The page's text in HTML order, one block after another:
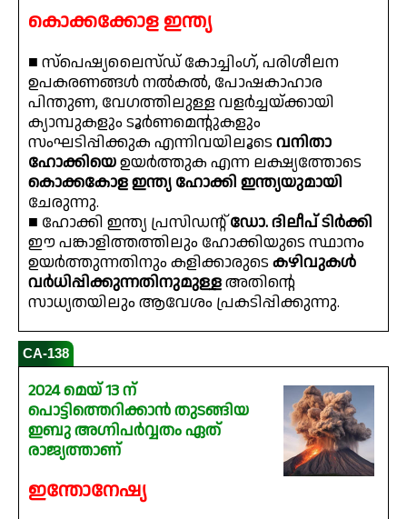
കൊക്കക്കോള ഇന്ത്യ
■ സ്പെഷ്യലൈസ്ഡ് കോച്ചിംഗ്, പരിശീലന
ഉപകരണങ്ങൾ നൽകൽ, പോഷകാഹാര
പിന്തുണ, വേഗത്തിലുള്ള വളർച്ചയ്ക്കായി
ക്യാമ്പുകളും ടൂർണമെൻ്റുകളും
സംഘടിപ്പിക്കുക എന്നിവയിലൂടെ വനിതാ
ഹോക്കിയെഉയർത്തുക എന്ന ലക്ഷ്യത്തോടെ
കൊക്കകോള ഇന്ത്യ ഹോക്കി ഇന്ത്യയുമായി
ചേരുന്നു.
■ ഹോക്കി ഇന്ത്യ പ്രസിഡൻ്റ്ഡോ. ദിലീപ് ടിർക്കി
ഈ പങ്കാളിത്തത്തിലും ഹോക്കിയുടെ സ്ഥാനം
ഉയർത്തുന്നതിനും കളിക്കാരുടെ കഴിവുകൾ
വർധിപ്പിക്കുന്നതിനുമുള്ളഅതിൻ്റെ
സാധ്യതയിലും ആവേശം പ്രകടിപ്പിക്കുന്നു.
CA-138
2024 മെയ് 13 ന്
പൊട്ടിത്തെറിക്കാൻ തുടങ്ങിയ
ഇബു അഗ്നിപർവ്വതം ഏത്
രാജ്യത്താണ്
ഇന്തോനേഷ്യ